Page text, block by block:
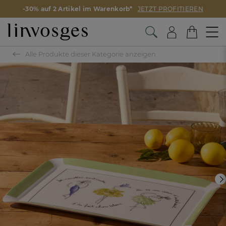
-30% auf 2 Artikel im Warenkorb* JETZT PROFITIEREN
Alle Produkte dieser Kategorie anzeigen